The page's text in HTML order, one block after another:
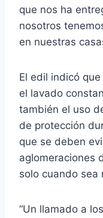
que nos ha
nosotros
en nuestras
El edil indicó
el lavado
también el uso
de protección
que se deben
aglomeraciones
solo cuando sea
“Un llamado a